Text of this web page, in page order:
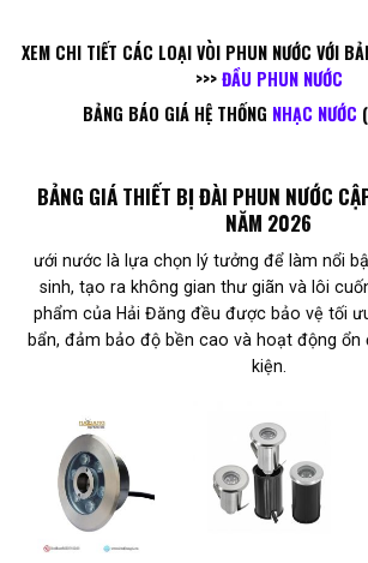
XEM CHI TIẾT CÁC LOẠI VÒI PHUN NƯỚC VỚI
>>>ĐẦU PHUN NƯỚC
BẢNG BÁO GIÁ HỆ THỐNG NHẠC NƯỚC
BẢNG GIÁ THIẾT BỊ ĐÀI PHUN NƯỚC
NĂM 2026
ưới nước là lựa chọn lý tưởng để làm nổi
sinh, tạo ra không gian thư giãn và lôi
phẩm của Hải Đăng đều được bảo vệ tối
bẩn, đảm bảo độ bền cao và hoạt động ổn
kiện.